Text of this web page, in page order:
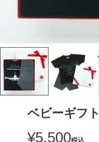
ベビーギフ
¥5,500税込